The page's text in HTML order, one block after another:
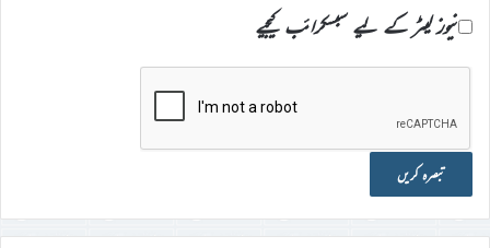
نیوز لیٹر کے لیے سبسکرائب کیجیے